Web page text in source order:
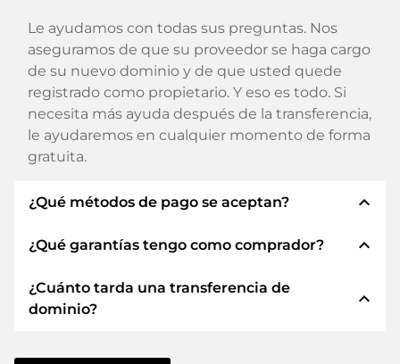
Le ayudamos con todas sus preguntas. Nos
aseguramos de que su proveedor se haga cargo
de su nuevo dominio y de que usted quede
registrado como propietario. Y eso es todo. Si
necesita más ayuda después de la transferencia,
le ayudaremos en cualquier momento de forma
gratuita.
¿Qué métodos de pago se aceptan? expand_less
Utilizamos SEPA como prepago y utilizamos
para los métodos de pago disponibles como:
Tarjetas de crédito, PayPal, Klarna, ApplePay,
¿Qué garantías tengo como comprador? expand_less
Siempre le garantizamos como comprador las
siguientes seguridades. Esto es lo que
¿Cuánto tarda una transferencia de
dominio?
expand_less
La transferencia de dominio a un nuevo